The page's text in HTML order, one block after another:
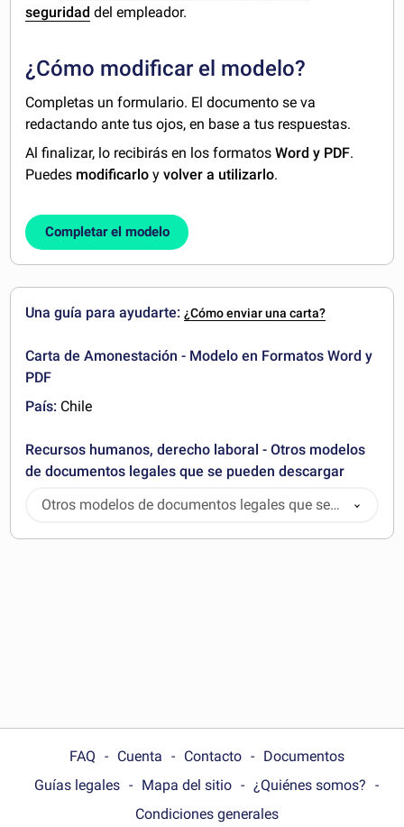
seguridad del empleador.
¿Cómo modificar el modelo?
Completas un formulario. El documento se va
redactando ante tus ojos, en base a tus respuestas.
Al finalizar, lo recibirás en los formatosWord y PDF.
Puedes modificarlo yvolver a utilizarlo.
Completar el modelo
Una guía para ayudarte:¿Cómo enviar una carta?
Carta de Amonestación - Modelo en Formatos Word y
PDF
País: Chile
Recursos humanos, derecho laboral - Otros modelos
de documentos legales que se pueden descargar
Otros modelos de documentos legales que se
pueden descargar
FAQ Cuenta Contacto
Documentos
Guías legales
Mapa del sitio
¿Quiénes somos?
Condiciones generales